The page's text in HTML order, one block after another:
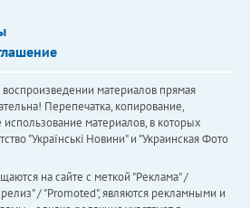
материалов прямая
Перепечатка, копирование,
материалов, в которых
"Українськi Новини" и "Украинская Фото
на сайте с меткой "Реклама" /
/ "Promoted", являются рекламными и